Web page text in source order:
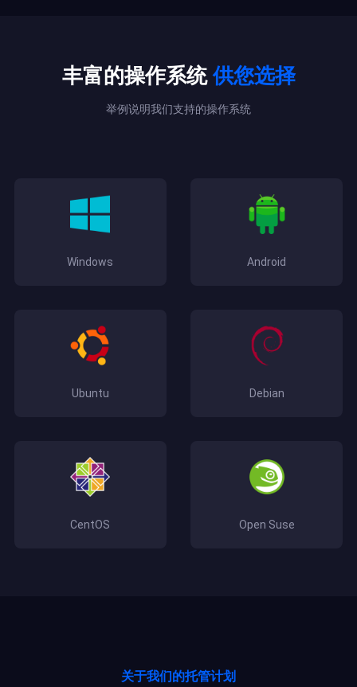
丰富的操作系统 供您选择
举例说明我们支持的操作系统
Windows Android
Ubuntu Debian
CentOS Open Suse
关于我们的托管计划